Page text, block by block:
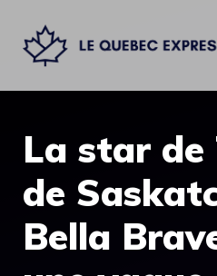
contenu
La star de
de
Bella